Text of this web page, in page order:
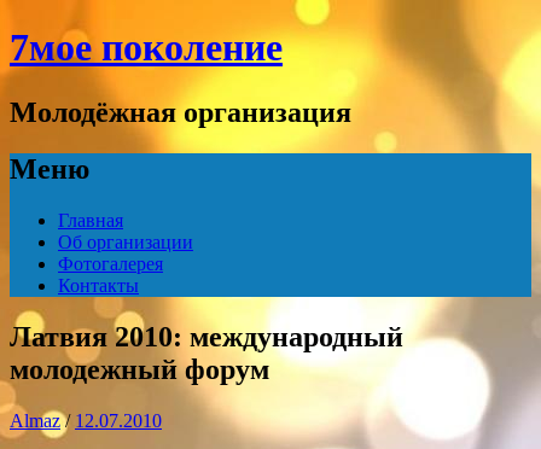
7мое поколение
Молодёжная организация
Меню
Перейти
содержимому
Главная
Об организации
Фотогалерея
Контакты
Латвия 2010: международный
молодежный форум
Almaz/ 12.07.2010